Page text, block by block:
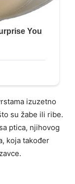
izuzetno
su žabe ili ribe.
ptica, njihovog
koja također